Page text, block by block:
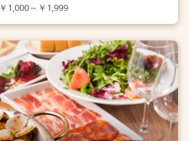
￥1,000～￥1,999